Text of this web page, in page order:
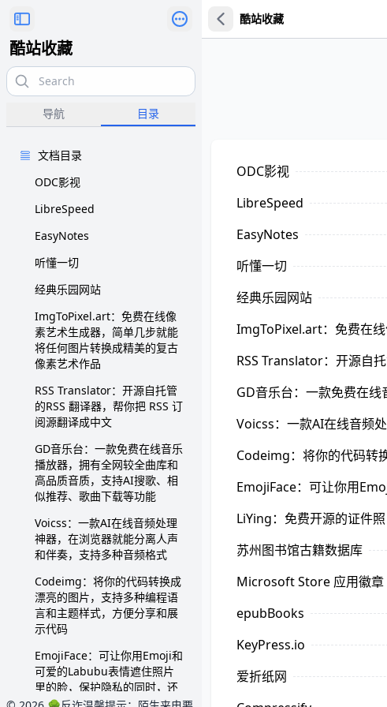
酷站收藏
导航 目录
文档目录
ODC影视
LibreSpeed
EasyNotes
听懂一切
经典乐园网站
ImgToPixel.art：免费在线像
素艺术生成器，简单几步就能
将任何图片转换成精美的复古
像素艺术作品
RSS Translator：开源自托管
的RSS 翻译器，帮你把 RSS 订
阅源翻译成中文
GD音乐台：一款免费在线音乐
播放器，拥有全网较全曲库和
高品质音质，支持AI搜歌、相
似推荐、歌曲下载等功能
Voicss：一款AI在线音频处理
神器，在浏览器就能分离人声
和伴奏，支持多种音频格式
Codeimg：将你的代码转换成
漂亮的图片，支持多种编程语
言和主题样式，方便分享和展
示代码
EmojiFace：可让你用Emoji和
可爱的Labubu表情遮住照片
里的脸，保护隐私的同时，还
能制作有趣的表情包
酷站收藏
ODC影视
LibreSpeed
EasyNotes
听懂一切
经典乐园网站
ImgToPixel.art：免费在
RSS Translator：开源自
GD音乐台：一款免费在
Voicss：一款AI在线音频
Codeimg：将你的代码转
EmojiFace：可让你用
LiYing：免费开源的证件
苏州图书馆古籍数据库
Microsoft Store 应用徽章
epubBooks
KeyPress.io
爱折纸网